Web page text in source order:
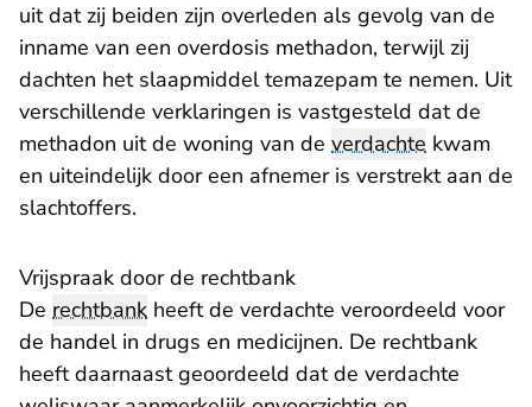
uit dat zij beiden zijn overleden als gevolg van de
inname van een overdosis methadon, terwijl zij
dachten het slaapmiddel temazepam te nemen. Uit
verschillende verklaringen is vastgesteld dat de
methadon uit de woning van de verdachte kwam
en uiteindelijk door een afnemer is verstrekt aan de
slachtoffers.
Vrijspraak door de rechtbank
De rechtbank heeft de verdachte veroordeeld voor
de handel in drugs en medicijnen. De rechtbank
heeft daarnaast geoordeeld dat de verdachte